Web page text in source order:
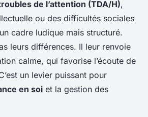
de l’attention (TDA/H),
ou des difficultés sociales
cadre ludique mais structuré.
leurs différences. Il leur renvoie
calme, qui favorise l’écoute de
un levier puissant pour
en soi et la gestion des